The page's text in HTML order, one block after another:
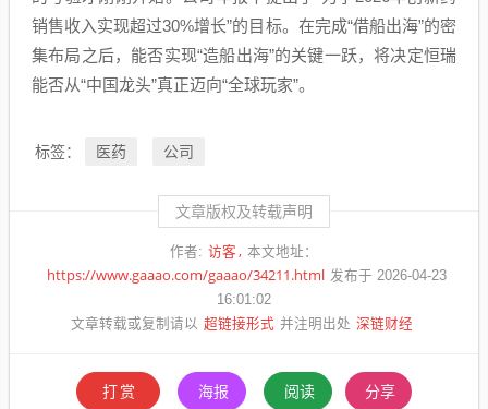
销售收入实现超过30%增长”的目标。在完成“借船出海”的密
集布局之后，能否实现“造船出海”的关键一跃，将决定恒瑞
能否从“中国龙头”真正迈向“全球玩家”。
标签： 医药 公司
文章版权及转载声明
作者: 访客 本文地址：
https://www.gaaao.com/gaaao/34211.html 发布于 2026-04-23
16:01:02
文章转载或复制请以 超链接形式 并注明出处 深链财经
打赏 海报 阅读 分享